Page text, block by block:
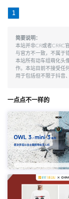
1
简要说明：
本站并非CR或者CRRC
与官方不一致，不属于
本站所有动车组萌化头
作。本站目前不接受任
用于包括但不限于抖音
一点点不一样的